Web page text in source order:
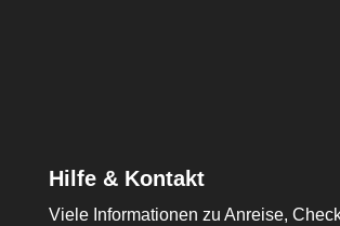
Hilfe & Kontakt
Viele Informationen zu Anreise,